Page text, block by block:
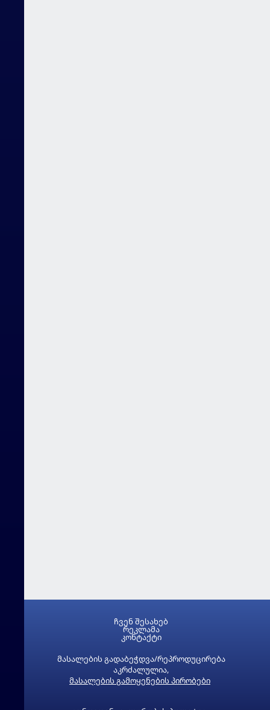
მასალების გადაბეჭდვა/რეპროდუცირება
აკრძალულია,
მასალების გამოყენების პირობები
ჩვენ შესახებ
რეკლამა
კონტაქტი